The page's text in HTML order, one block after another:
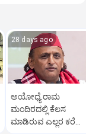
28 days ago
ಅಯೋಧ್ಯೆ ರಾಮ
ಮಂದಿರದಲ್ಲಿ ಕೆಲಸ
ಮಾಡಿರುವ ಎಲ್ಲರ ಕರೆ